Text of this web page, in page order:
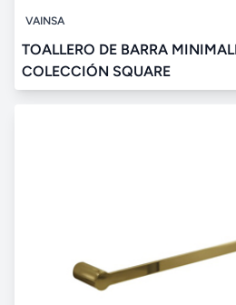
VAINSA
TOALLERO DE BARRA
COLECCIÓN SQUARE